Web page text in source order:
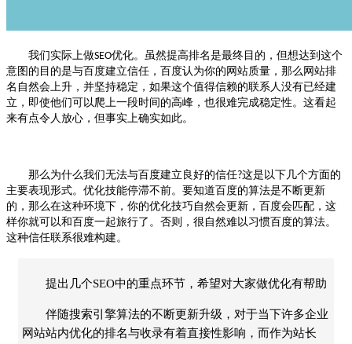
我们实际上做SEO优化。虽然提高排名是最终目的，但想达到这个
意图的目的是与百度建立信任，百度认为你的网站质量，那么网站排
名自然会上升，并坚持稳定，如果这个值得信赖的联系人没有已经建
立，即使他们可以爬上一段时间的高峰，也很难完成稳定性。这看起
来有点令人放心，但事实上确实如此。
那么为什么我们无法与百度建立良好的信任?这是以下几个方面的
主要表现形式。优化技能停滞不前。要知道百度的算法是不断更新
的，那么在这种环境下，你的优化技巧自然会更新，百度会匹配，这
样你就可以和百度一起旅行了。否则，很自然难以习惯百度的算法。
这种信任联系很难构建。
提出几个SEO中的重点环节，希望对大家做优化有帮助
伴随搜索引擎算法的不断更新升级，对于当下许多企业
网站站内优化的排名与收录有着直接性影响，而作为站长